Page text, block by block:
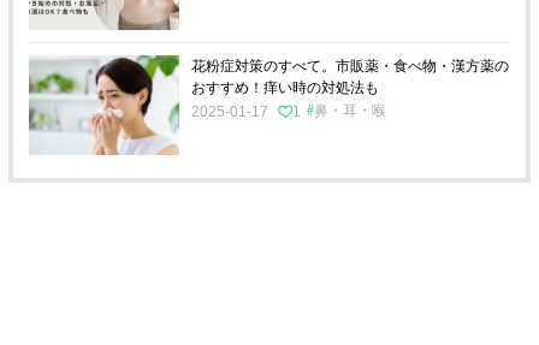
花粉症対策のすべて。市販薬・食べ物・漢方薬の
おすすめ！痒い時の対処法も
2025-01-17
1 鼻・耳・喉